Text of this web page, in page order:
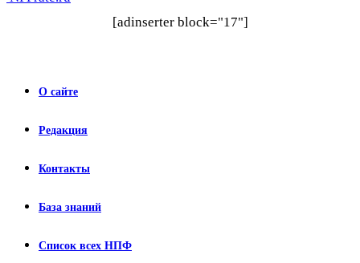
[adinserter block="17"]
О сайте
Редакция
Контакты
База знаний
Список всех НПФ